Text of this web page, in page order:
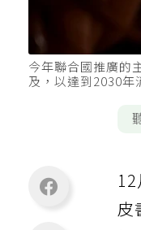
今年聯合國推廣的
及，以達到2030年
皮